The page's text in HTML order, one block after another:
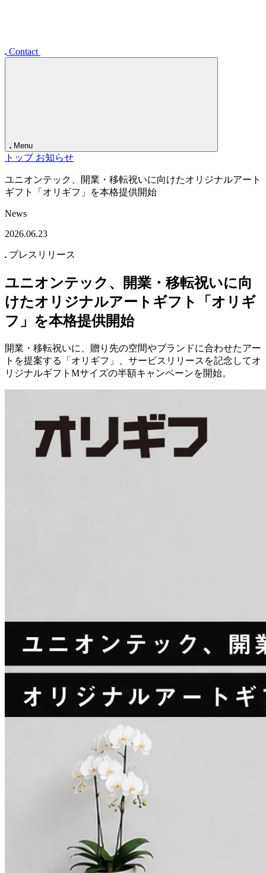
お知らせ
Contact
Menu
トップ お知らせ
ユニオンテック、開業・移転祝いに向けたオリジナルアート
ギフト「オリギフ」を本格提供開始
News
プレスリリース
ユニオンテック、開業・移転祝いに向
フ」を本格提供開始
開業・移転祝いに、贈り先の空間やブランドに合わせたアー